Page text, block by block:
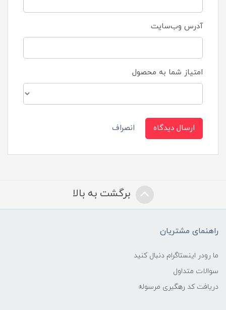
آدرس وب‌سایت
امتیاز شما به محصول
ارسال دیدگاه انصراف
برگشت به بالا
راهنمای مشتریان
ما رودر اینستاگرام دنبال کنید
سوالات متداول
دریافت کد رهگیری مرسوله